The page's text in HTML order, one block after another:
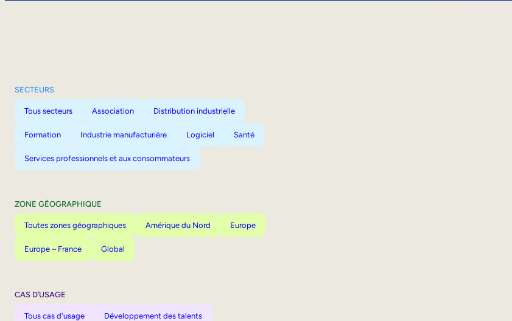
SECTEURS
Tous secteurs Association Distribution industrielle
Formation Industrie manufacturière Logiciel Santé
Services professionnels et aux consommateurs
ZONE GÉOGRAPHIQUE
Toutes zones géographiques Amérique du Nord Europe
Europe – France Global
CAS D’USAGE
Tous cas d'usage Développement des talents